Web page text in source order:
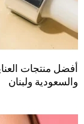
أفضل منتجات
والسعودية ولبنان